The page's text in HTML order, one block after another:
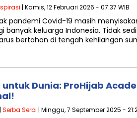
| Kamis, 12 Februari 2026 - 07:37 WIB
pandemi Covid-19 masih
banyak keluarga Indonesia. Tidak
bertahan di tengah kehilangan
untuk Dunia: ProHijab
| Serba Serbi | Minggu, 7 September 2025 -